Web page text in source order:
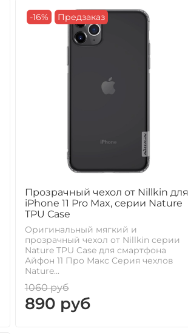
-16% Предзаказ
Прозрачный чехол от Nillkin для
iPhone 11 Pro Max, серии Nature
TPU Case
Оригинальный мягкий и
прозрачный чехол от Nillkin серии
Nature TPU Case для смартфона
Айфон 11 Про Макс Cерия чехлов
Nature...
1060 руб
890 руб